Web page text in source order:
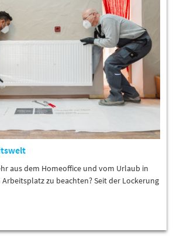
aus dem Homeoffice und vom Urlaub in
zu beachten? Seit der Lockerung